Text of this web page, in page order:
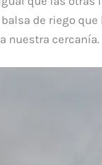
de riego
nuestra cercanía.